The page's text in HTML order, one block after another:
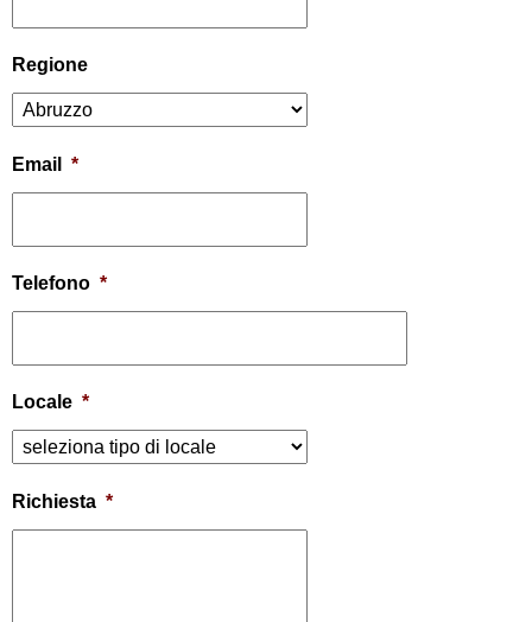
Regione
Email *
Telefono *
Locale *
Richiesta *